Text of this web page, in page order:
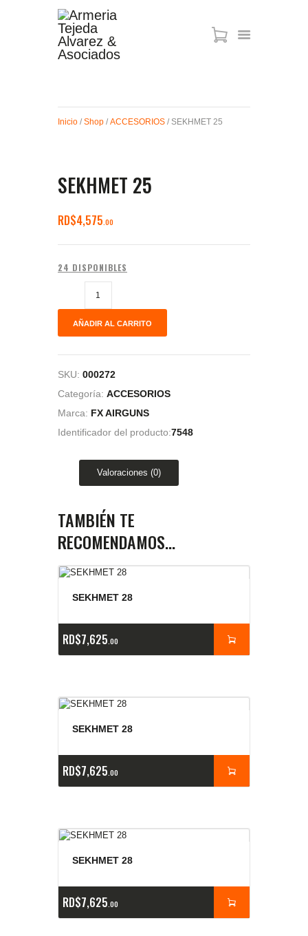
MIRAS
MUNICIONES
TIENDA
Inicio / Shop / ACCESORIOS / SEKHMET 25
SEKHMET 25
RD$4,575 00
24 DISPONIBLES
AÑADIR AL CARRITO
SKU: 000272
Categoría: ACCESORIOS
Marca: FX AIRGUNS
Identificador del producto:7548
Valoraciones (0)
TAMBIÉN TE
RECOMENDAMOS…
SEKHMET 28
RD$7,625 00
SEKHMET 28
RD$7,625 00
SEKHMET 28
RD$7,625 00